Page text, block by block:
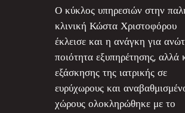
Ο κύκλος υπηρεσιών στην
κλινική Κώστα Χριστοφόρου
έκλεισε και η ανάγκη για
ποιότητα εξυπηρέτησης, αλλά
εξάσκησης της ιατρικής σε
ευρύχωρους και
χώρους ολοκληρώθηκε με το